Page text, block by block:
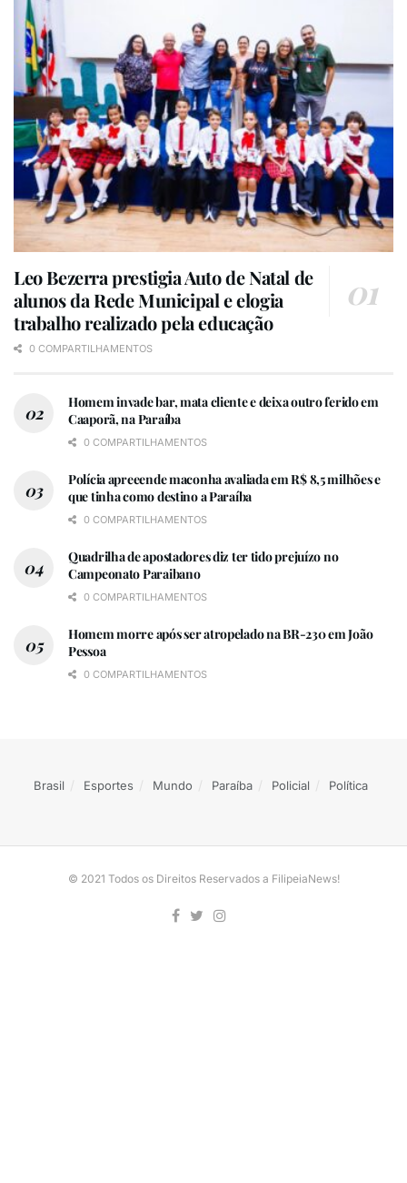
Leo Bezerra prestigia Auto de Natal de
alunos da Rede Municipal e elogia
trabalho realizado pela educação
0 COMPARTILHAMENTOS
Homem invade bar, mata cliente e deixa outro ferido em
Caaporã, na Paraíba
0 COMPARTILHAMENTOS
Polícia apreeende maconha avaliada em R$ 8,5 milhões e
que tinha como destino a Paraíba
0 COMPARTILHAMENTOS
Quadrilha de apostadores diz ter tido prejuízo no
Campeonato Paraibano
0 COMPARTILHAMENTOS
Homem morre após ser atropelado na BR-230 em João
Pessoa
0 COMPARTILHAMENTOS
Brasil Esportes Mundo Paraíba Policial Política
© 2021 Todos os Direitos Reservados a FilipeiaNews!